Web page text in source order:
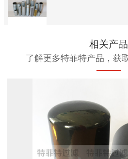
相关产品
了解更多特菲特产品，获